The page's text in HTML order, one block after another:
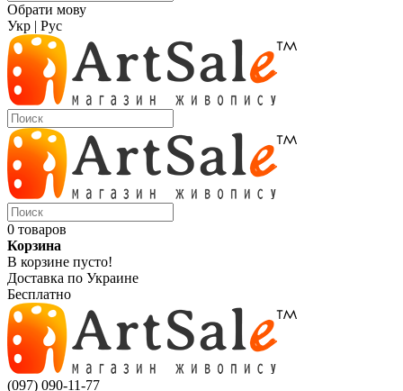
Обрати мову
Укр | Рус
0 товаров
Корзина
В корзине пусто!
Доставка по Украине
Бесплатно
(097) 090-11-77